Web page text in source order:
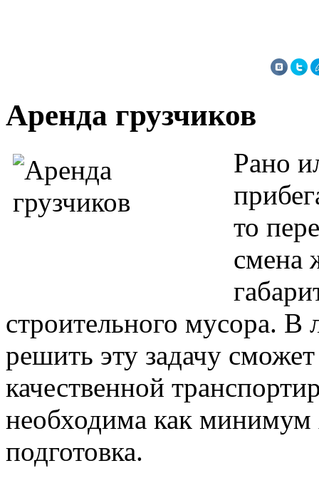
Аренда грузчиков
Рано
то
смена
строительного мусора.
решить эту задачу
качественной
необходима как минимум
подготовка.